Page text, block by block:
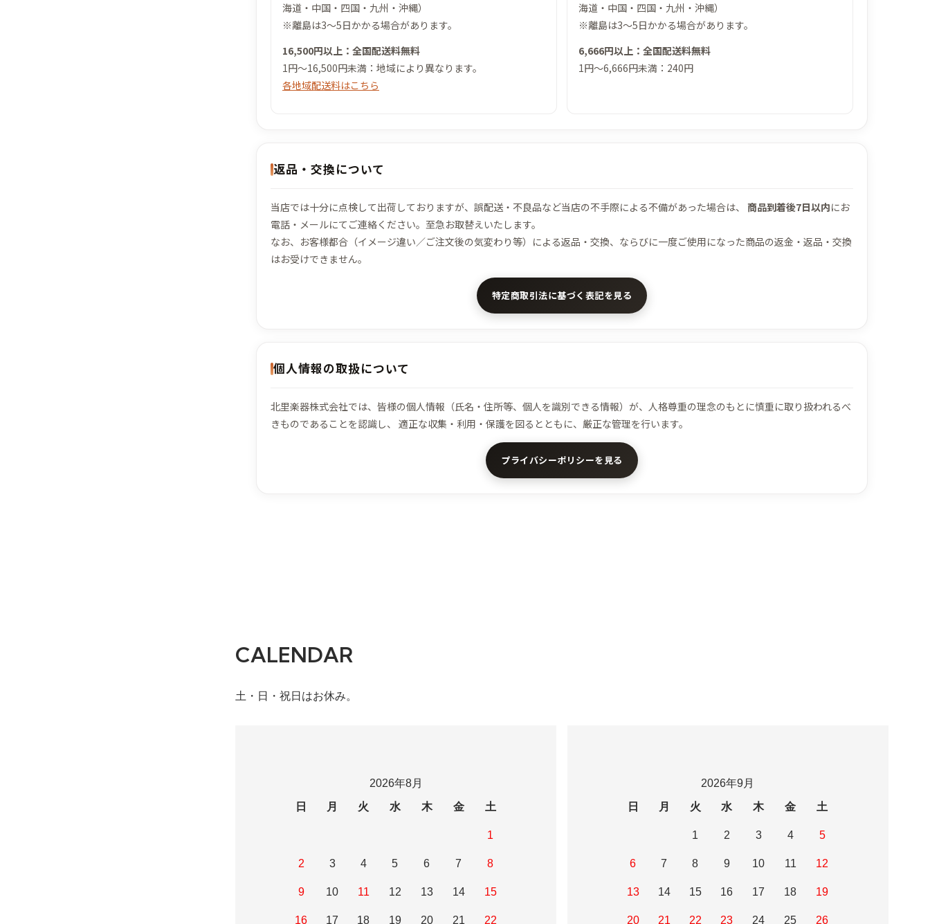
海道・中国・四国・九州・沖縄）
※離島は3～5日かかる場合があります。
16,500円以上：全国配送料無料
1円～16,500円未満：地域により異なります。
各地域配送料はこちら
海道・中国・四国・九州・沖縄）
※離島は3～5日かかる場合があります。
6,666円以上：全国配送料無料
1円～6,666円未満：240円
返品・交換について
当店では十分に点検して出荷しておりますが、誤配送・不良品など当店の不手際による不備があった場合は、 商品到着後7日以内にお
電話・メールにてご連絡ください。至急お取替えいたします。
なお、お客様都合（イメージ違い／ご注文後の気変わり等）による返品・交換、ならびに一度ご使用になった商品の返金・返品・交換
はお受けできません。
特定商取引法に基づく表記を見る
個人情報の取扱について
北里楽器株式会社では、皆様の個人情報（氏名・住所等、個人を識別できる情報）が、人格尊重の理念のもとに慎重に取り扱われるべ
きものであることを認識し、 適正な収集・利用・保護を図るとともに、厳正な管理を行います。
プライバシーポリシーを見る
CALENDAR
土・日・祝日はお休み。
2026年8月
日
月 火 水 木 金 土
1
2 3 4 5 6 7 8
9 10 11 12 13 14 15
16 17 18 19 20 21 22
2026年9月
日
月 火 水 木 金 土
1 2 3 4 5
6 7 8 9 10 11 12
13 14 15 16 17 18 19
20 21 22 23 24 25 26